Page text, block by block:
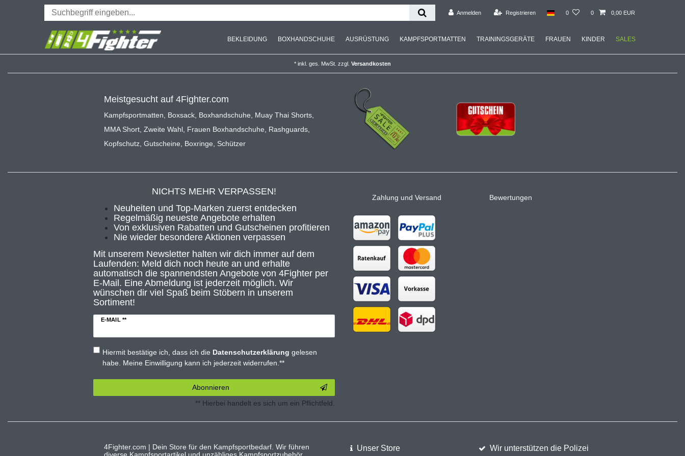
Anmelden Registrieren 0 0 0,00 EUR
BEKLEIDUNG BOXHANDSCHUHE AUSRÜSTUNG KAMPFSPORTMATTEN TRAININGSGERÄTE FRAUEN KINDER SALES
* inkl. ges. MwSt. zzgl. Versandkosten
Meistgesucht auf 4Fighter.com
Kampfsportmatten Boxsack Boxhandschuhe Muay Thai Shorts
MMA Short Zweite Wahl Frauen Boxhandschuhe Rashguards
Kopfschutz Gutscheine Boxringe Schützer
NICHTS MEHR VERPASSEN!
Neuheiten und Top-Marken zuerst entdecken
Regelmäßig neueste Angebote erhalten
Von exklusiven Rabatten und Gutscheinen profitieren
Nie wieder besondere Aktionen verpassen
Mit unserem Newsletter halten wir dich immer auf dem
Laufenden: Meld dich noch heute an und erhalte
automatisch die spannendsten Angebote von 4Fighter per
E-Mail. Eine Abmeldung ist jederzeit möglich. Wir
wünschen dir viel Spaß beim Stöbern in unserem
Sortiment!
E-MAIL **
Hiermit bestätige ich, dass ich die Daten­schutz­erklärung gelesen
habe. Meine Einwilligung kann ich jederzeit widerrufen.**
Abonnieren
** Hierbei handelt es sich um ein Pflichtfeld.
Zahlung und Versand Bewertungen
4Fighter.com | Dein Store für den Kampfsportbedarf. Wir führen
Unser Store Wir unterstützen die Polizei